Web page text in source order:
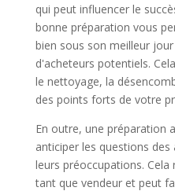
qui peut influencer le
bonne préparation vous
bien sous son meilleur
d'acheteurs potentiels.
le nettoyage, la
des points forts de votre
En outre, une préparation
anticiper les questions
leurs préoccupations.
tant que vendeur et peut